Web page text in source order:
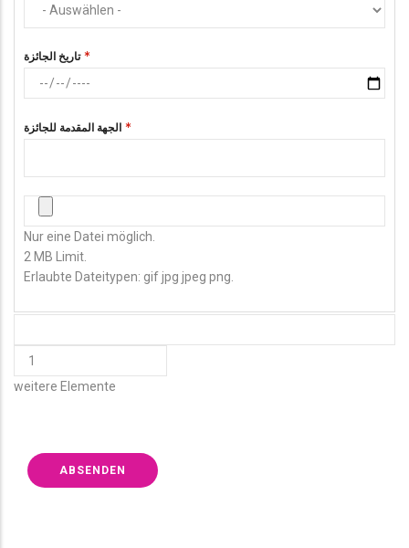
تاريخ الجائزة
الجهة المقدمة للجائزة
Nur eine Datei möglich.
2 MB Limit.
Erlaubte Dateitypen: gif jpg jpeg png.
HINZUFÜGEN
ELEMENTE
weitere Elemente